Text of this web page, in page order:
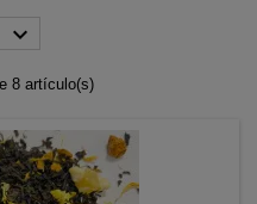

8 artículo(s)